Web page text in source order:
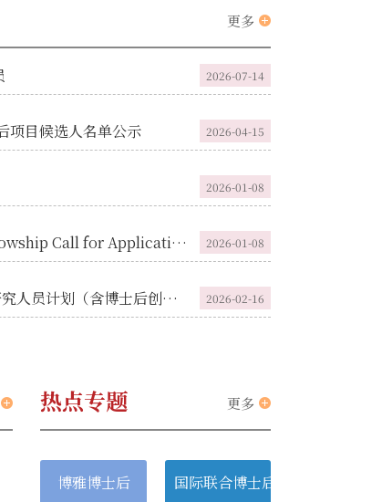
更多
2026-07-14
项目候选人名单公示 2026-04-15
2026-01-08
Peking University Boya Postdoctoral Fellowship Call for Applications 2026 2026-01-08
北京大学关于开展2026年度国家资助博士后研究人员计划（含博士后创新人才支持计划）和博士后科研业绩评估考核资助申报工作的通知 2026-02-16
更多
热点专题
博雅博士后 国际联合博士后